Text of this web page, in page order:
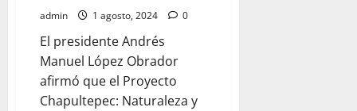
admin 1 agosto, 2024 0
El presidente Andrés
Manuel López Obrador
afirmó que el Proyecto
Chapultepec: Naturaleza y